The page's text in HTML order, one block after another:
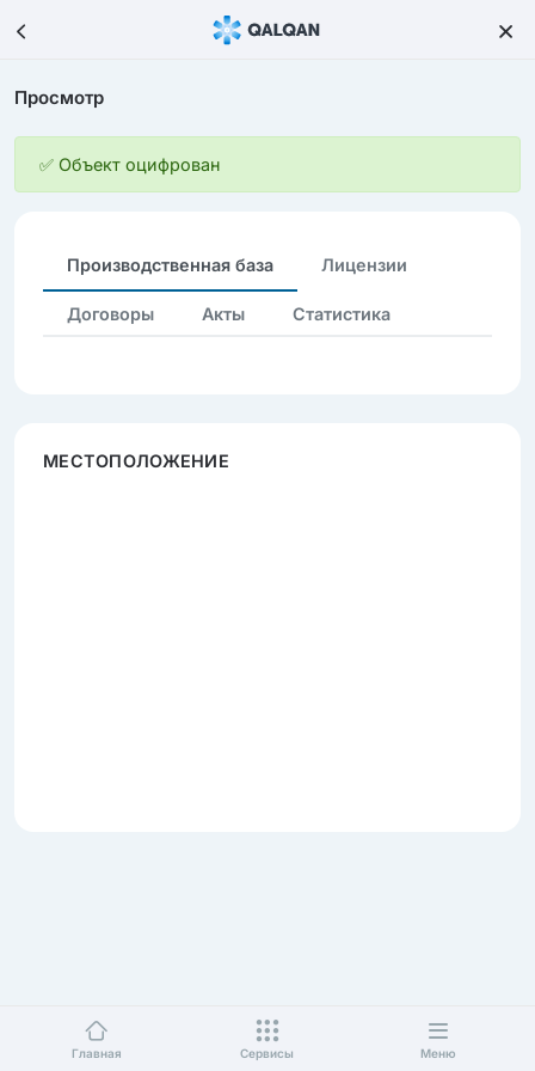
Просмотр
Главная Сервисы Меню
✅ Объект оцифрован
Производственная база Лицензии
Договоры Акты Статистика
МЕСТОПОЛОЖЕНИЕ